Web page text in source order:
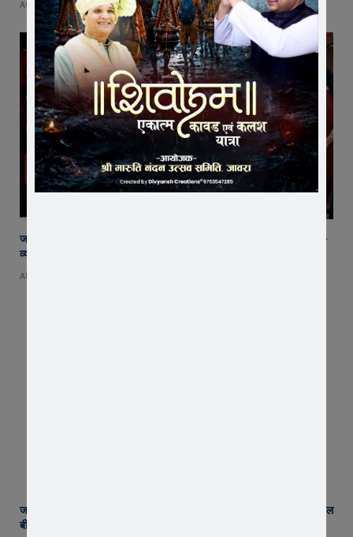
AUGUST 7, 2026
जावरा SDM कार्यालय पहुंचे रतलाम कलेक्टर अजय कटेसरिया, रिकॉर्ड और कानून-
व्यवस्था की तैयारियों का किया निरीक्षण
AUGUST 7, 2026
जावरा में किसानों और कांग्रेस का जंगी प्रदर्शन, राजस्व विभाग में भ्रष्टाचार और फसल
बीमा पर जताया आक्रोश